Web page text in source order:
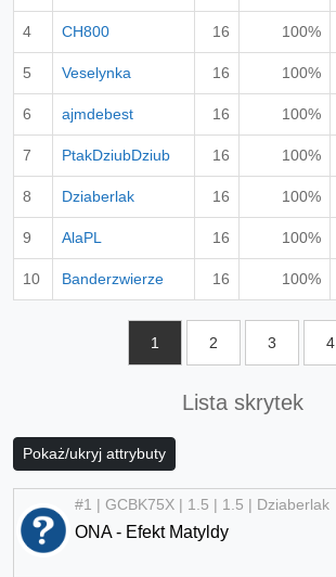
4 CH800 16 100%
5 Veselynka 16 100%
6 ajmdebest 16 100%
7 PtakDziubDziub 16 100%
8 Dziaberlak 16 100%
9 AlaPL 16 100%
10 Banderzwierze 16 100%
1 2 3 4
Lista skrytek
Pokaż/ukryj attrybuty
#1 | GCBK75X | 1.5 | 1.5 | Dziaberlak
ONA - Efekt Matyldy